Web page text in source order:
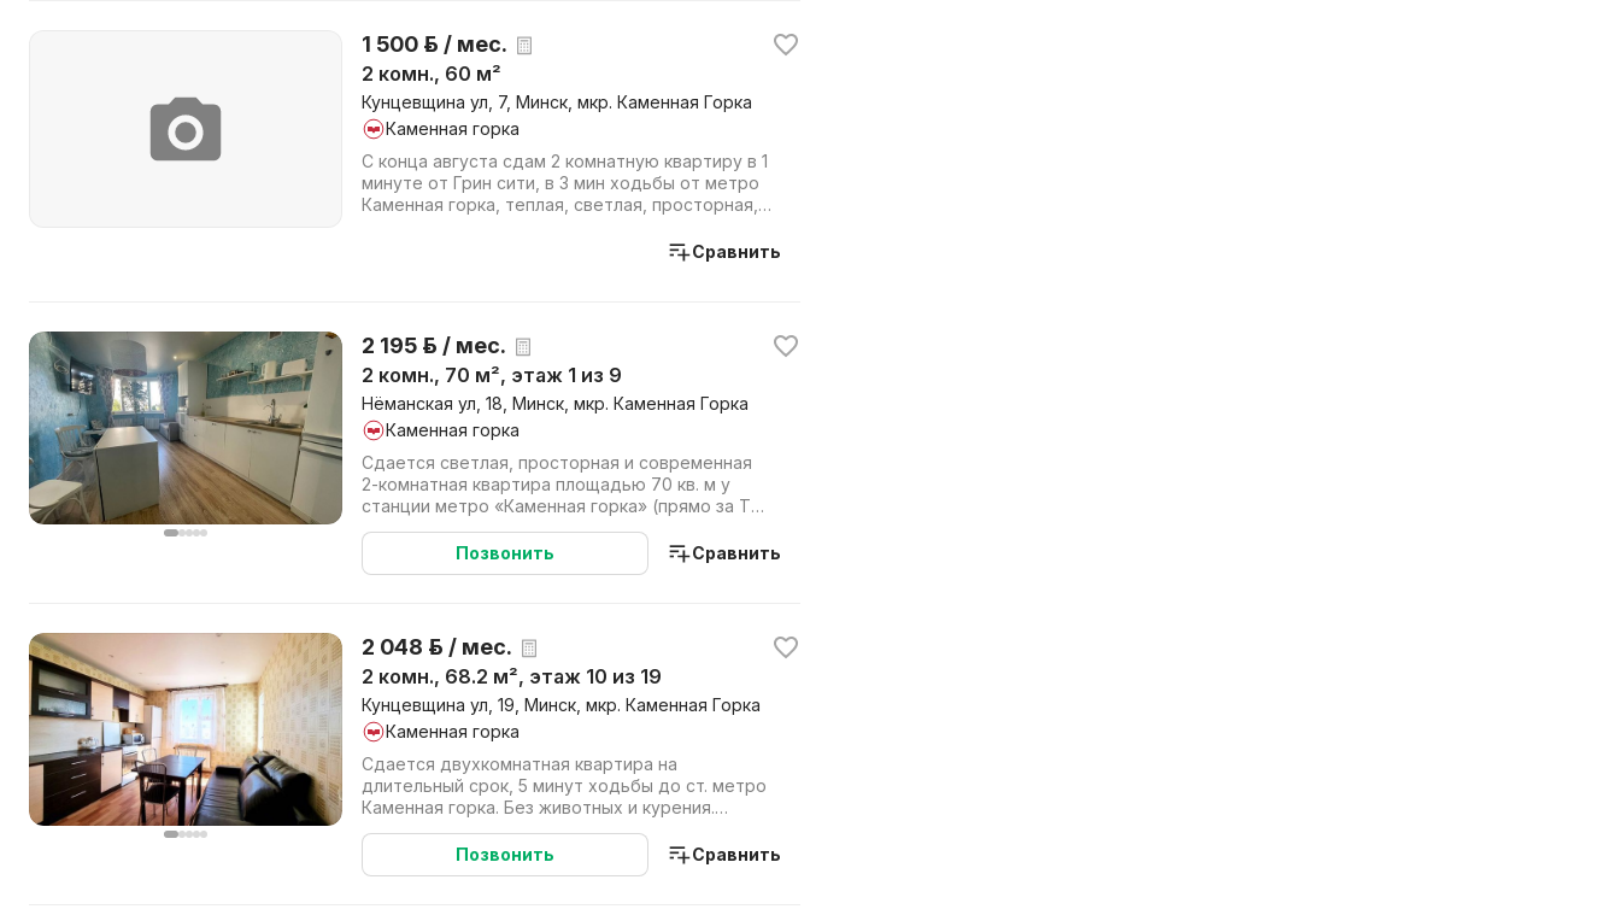
1 500 р. / мес.
2 комн., 60 м²
Кунцевщина ул, 7, Минск, мкр. Каменная Горка
Каменная горка
С конца августа сдам 2 комнатную квартиру в 1
минуте от Грин сити, в 3 мин ходьбы от метро
Каменная горка, теплая, светлая, просторная,
Сравнить
2 195 р. / мес.
2 комн., 70 м², этаж 1 из 9
Нёманская ул, 18, Минск, мкр. Каменная Горка
Каменная горка
Сдается светлая, просторная и современная
2-комнатная квартира площадью 70 кв. м у
станции метро «Каменная горка» (прямо за ТЦ
Green City). Благодаря...
Позвонить
Сравнить
2 048 р. / мес.
2 комн., 68.2 м², этаж 10 из 19
Кунцевщина ул, 19, Минск, мкр. Каменная Горка
Каменная горка
Сдается двухкомнатная квартира на
длительный срок, 5 минут ходьбы до ст. метро
Каменная горка. Без животных и курения.
Аренда + коммунальные. Заселени...
Позвонить
Сравнить